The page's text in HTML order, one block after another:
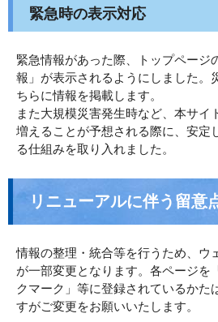
緊急時の表示対応
緊急情報があった際、トップページ
報」が表示されるようにしました。
ちらに情報を掲載します。
また大規模災害発生時など、本サイ
増えることが予想される際に、安定
る仕組みを取り入れました。
リニューアルに伴う留意
情報の整理・統合等を行うため、ウ
が一部変更となります。各ページを
クマーク」等に登録されているかた
すがご変更をお願いいたします。